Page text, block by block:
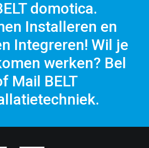
domotica.
Installeren en
Integreren! Wil je
werken? Bel
Mail BELT